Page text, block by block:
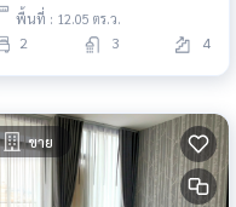
พื้นที่ : 12.05 ตร.ว.
2 3 4
ขาย